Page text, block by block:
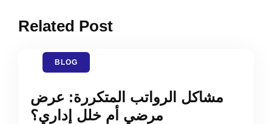
Related Post
BLOG
مشاكل الرواتب المتكررة: عرض
مرضي أم خلل إداري؟